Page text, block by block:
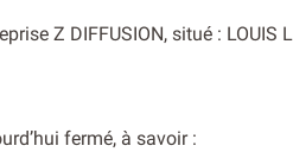
Z DIFFUSION, situé : LOUIS
fermé, à savoir :